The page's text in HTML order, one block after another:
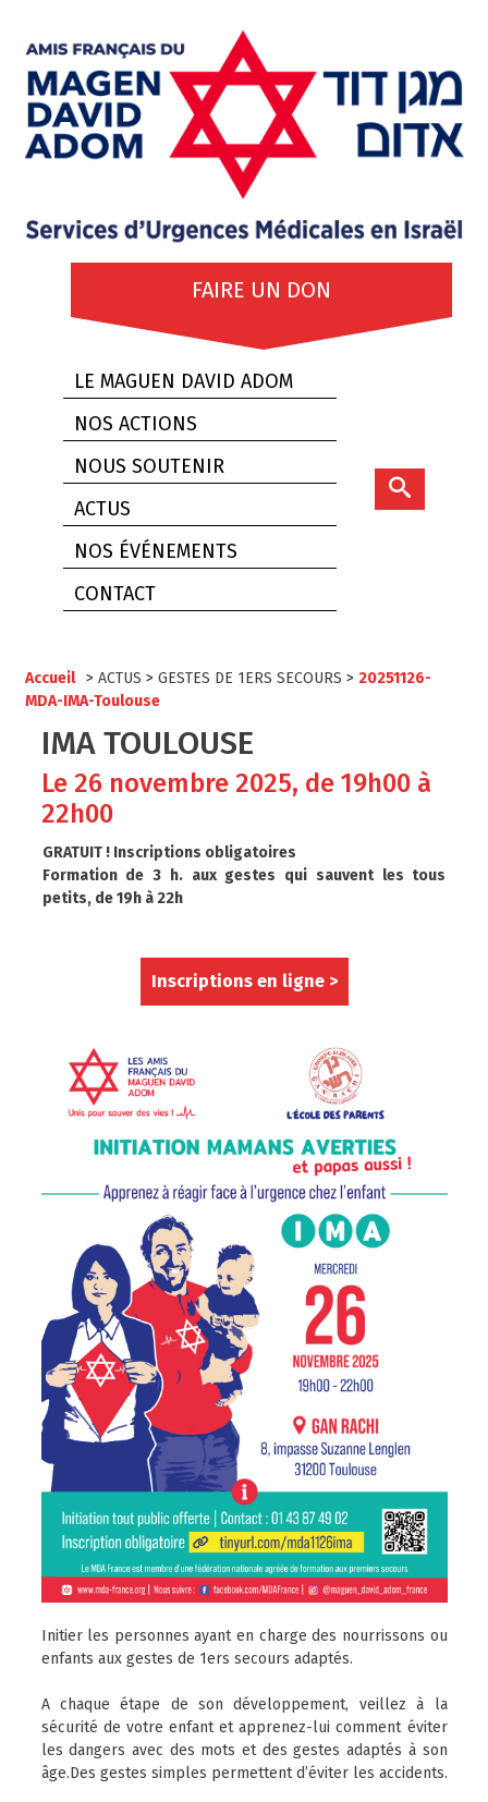
FAIRE UN DON
LE MAGUEN DAVID ADOM
NOS ACTIONS
NOUS SOUTENIR
ACTUS
NOS ÉVÉNEMENTS
CONTACT
Accueil > ACTUS > GESTES DE 1ERS SECOURS > 20251126-
MDA-IMA-Toulouse
IMA TOULOUSE
Le 26 novembre 2025, de 19h00 à
22h00
GRATUIT ! Inscriptions obligatoires
Formation de 3 h. aux gestes qui sauvent les tous
petits, de 19h à 22h
Inscriptions en ligne >
Initier les personnes ayant en charge des nourrissons ou
enfants aux gestes de 1ers secours adaptés.
A chaque étape de son développement, veillez à la
sécurité de votre enfant et apprenez-lui comment éviter
les dangers avec des mots et des gestes adaptés à son
âge.Des gestes simples permettent d’éviter les accidents.